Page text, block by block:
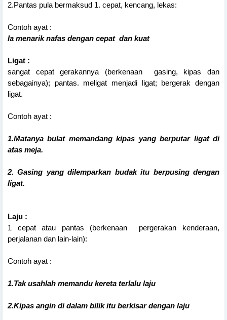
2.Pantas pula bermaksud 1. cepat, kencang, lekas:
Contoh ayat :
Ia menarik nafas dengan cepat dan kuat
Ligat :
sangat cepat gerakannya (berkenaan gasing, kipas dan
sebagainya); pantas. meligat menjadi ligat; bergerak dengan
ligat.
Contoh ayat :
1.Matanya bulat memandang kipas yang berputar ligat di
atas meja.
2. Gasing yang dilemparkan budak itu berpusing dengan
ligat.
Laju :
1 cepat atau pantas (berkenaan pergerakan kenderaan,
perjalanan dan lain-lain):
Contoh ayat :
1.Tak usahlah memandu kereta terlalu laju
2.Kipas angin di dalam bilik itu berkisar dengan laju